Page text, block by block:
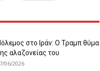
στο Ιράν: Ο Τραμπ θύμα
αλαζονείας του
06/2026